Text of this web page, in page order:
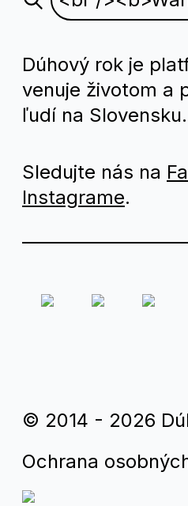
Dúhový rok je
venuje životom a
ľudí na Slovensku.
Sledujte nás na
Instagrame.
© 2014 - 2026
Ochrana